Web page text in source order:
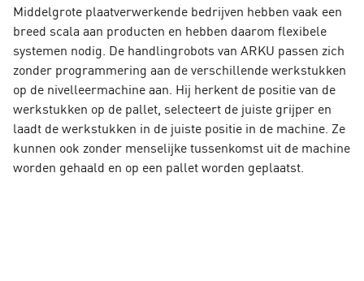
Middelgrote plaatverwerkende bedrijven hebben vaak een
breed scala aan producten en hebben daarom flexibele
systemen nodig. De handlingrobots van ARKU passen zich
zonder programmering aan de verschillende werkstukken
op de nivelleermachine aan. Hij herkent de positie van de
werkstukken op de pallet, selecteert de juiste grijper en
laadt de werkstukken in de juiste positie in de machine. Ze
kunnen ook zonder menselijke tussenkomst uit de machine
worden gehaald en op een pallet worden geplaatst.